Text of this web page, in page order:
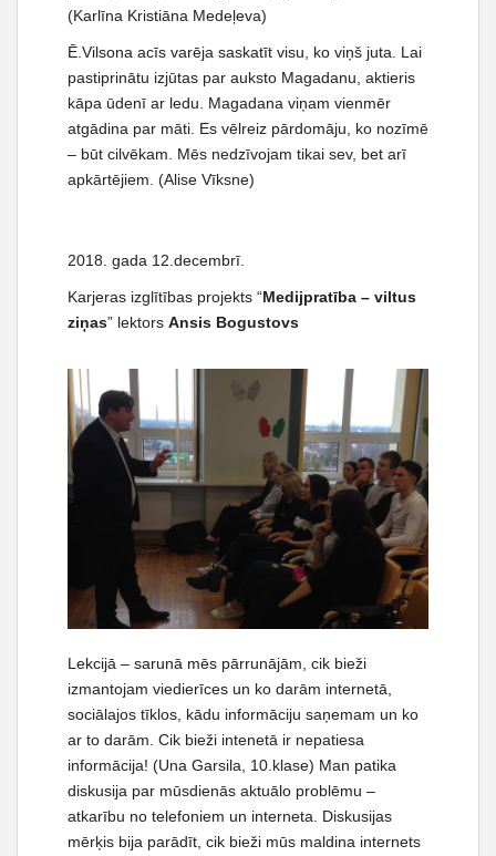
(Karlīna Kristiāna Medeļeva)
Ē.Vilsona acīs varēja saskatīt visu, ko viņš juta. Lai
pastiprinātu izjūtas par auksto Magadanu, aktieris
kāpa ūdenī ar ledu. Magadana viņam vienmēr
atgādina par māti. Es vēlreiz pārdomāju, ko nozīmē
– būt cilvēkam. Mēs nedzīvojam tikai sev, bet arī
apkārtējiem. (Alise Vīksne)
2018. gada 12.decembrī.
Karjeras izglītības projekts “Medijpratība – viltus
ziņas” lektors Ansis Bogustovs
Lekcijā – sarunā mēs pārrunājām, cik bieži
izmantojam viedierīces un ko darām internetā,
sociālajos tīklos, kādu informāciju saņemam un ko
ar to darām. Cik bieži intenetā ir nepatiesa
informācija! (Una Garsila, 10.klase) Man patika
diskusija par mūsdienās aktuālo problēmu –
atkarību no telefoniem un interneta. Diskusijas
mērķis bija parādīt, cik bieži mūs maldina internets